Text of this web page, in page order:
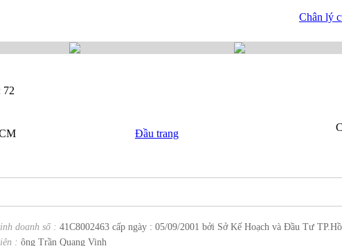
Chân lý
72
Đầu trang
doanh số : 41C8002463 cấp ngày : 05/09/2001 bởi Sở Kế Hoạch và Đầu Tư
: ông Trần Quang Vinh